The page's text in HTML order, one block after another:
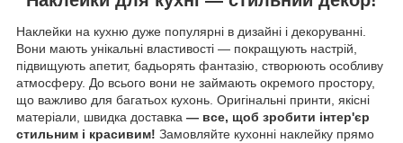
Наклейки на кухню дуже популярні в дизайні і декоруванні.
Вони мають унікальні властивості — покращують настрій,
підвищують апетит, бадьорять фантазію, створюють особливу
атмосферу. До всього вони не займають окремого простору,
що важливо для багатьох кухонь. Оригінальні принти, якісні
матеріали, швидка доставка — все, щоб зробити інтер'єр
стильним і красивим! Замовляйте кухонні наклейку прямо